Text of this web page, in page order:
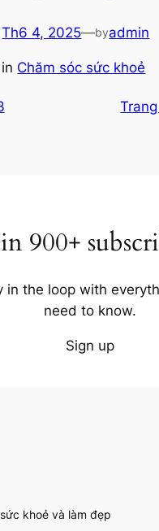
Th6 4, 2025—byadmin
in Chăm sóc sức khoẻ
900+
in the loop with
need to know.
Sign up
khoẻ và làm đẹp